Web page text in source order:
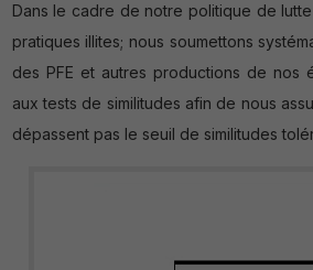
Dans le cadre de notre politique de
pratiques illites; nous soumettons
des PFE et autres productions de nos
aux tests de similitudes afin de nous
dépassent pas le seuil de similitudes